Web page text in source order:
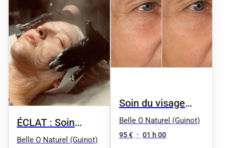
ÉCLAT : Soin
visage détox
Belle O Naturel (Guinot)
Soin du visage
Anti-âge Anti-
pollution
Belle O Naturel (Guinot)
95 € • 01 h 00